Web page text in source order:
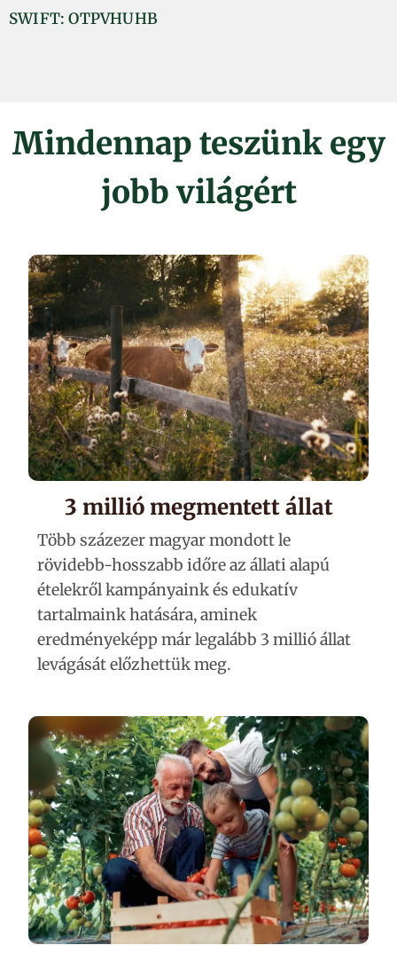
SWIFT: OTPVHUHB
Mindennap teszünk egy
jobb világért
3 millió megmentett állat
Több százezer magyar mondott le
rövidebb-hosszabb időre az állati alapú
ételekről kampányaink és edukatív
tartalmaink hatására, aminek
eredményeképp már legalább 3 millió állat
levágását előzhettük meg.